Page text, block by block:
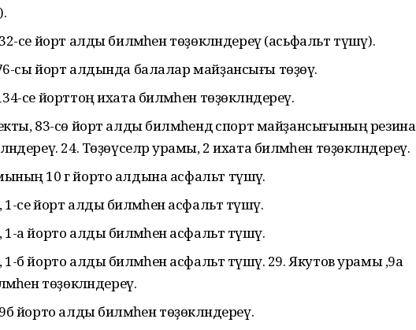
се йорт алды биләмәһен төҙөкләндереү (асьфальт түшәү).
сы йорт алдында балалар майҙансығы төҙөү.
се йорттоң ихата биләмәһен төҙөкләндереү.
83-сө йорт алды биләмәһендә спорт майҙансығының резина
24. Төҙөүселәр урамы, 2 ихата биләмәһен төҙөкләндереү.
10 г йорто алдына асфальт түшәү.
йорт алды биләмәһенә асфальт түшәү.
йорто алды биләмәһенә асфальт түшәү.
йорто алды биләмәһенә асфальт түшәү. 29. Якутов урамы ,9а
төҙөкләндереү.
йорто алды биләмәһен төҙөкләндереү.